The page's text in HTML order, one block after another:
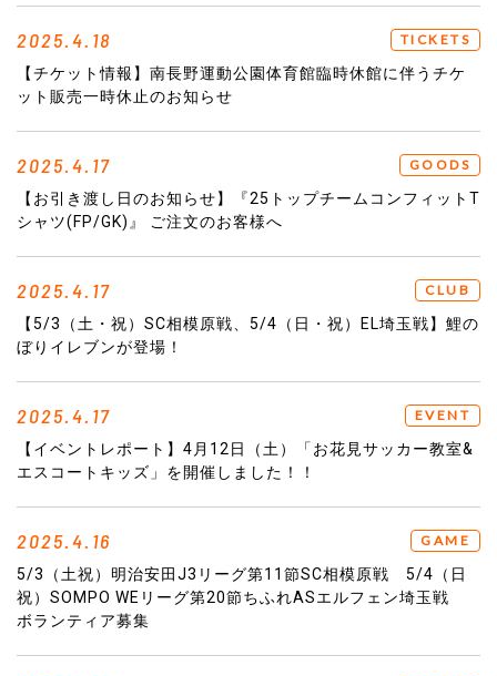
2025.4.18 TICKETS
【チケット情報】南長野運動公園体育館臨時休館に伴うチケ
ット販売一時休止のお知らせ
2025.4.17 GOODS
【お引き渡し日のお知らせ】『25トップチームコンフィットT
シャツ(FP/GK)』 ご注文のお客様へ
2025.4.17 CLUB
【5/3（土・祝）SC相模原戦、5/4（日・祝）EL埼玉戦】鯉の
ぼりイレブンが登場！
2025.4.17 EVENT
【イベントレポート】4月12日（土）「お花見サッカー教室&
エスコートキッズ」を開催しました！！
2025.4.16 GAME
5/3（土祝）明治安田J3リーグ第11節SC相模原戦 5/4（日
祝）SOMPO WEリーグ第20節ちふれASエルフェン埼玉戦
ボランティア募集